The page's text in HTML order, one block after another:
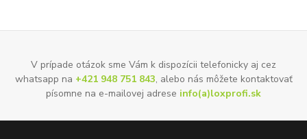
V prípade otázok sme Vám k dispozícii telefonicky aj cez
whatsapp na +421 948 751 843, alebo nás môžete kontaktovať
písomne na e-mailovej adrese info(a)loxprofi.sk